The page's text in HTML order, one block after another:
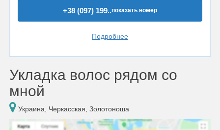
+38 (097) 199..показать номер
Подробнее
Укладка волос рядом со
мной
Украина, Черкасская, Золотоноша